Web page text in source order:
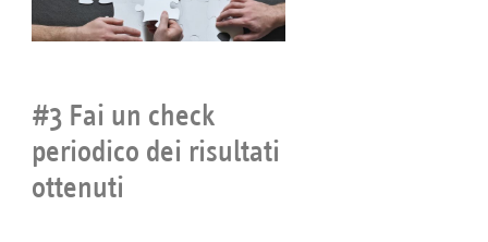
#3 Fai un check
periodico dei risultati
ottenuti